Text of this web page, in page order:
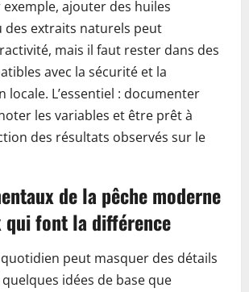
ajouter des huiles
des extraits naturels peut
mais il faut rester dans des
avec la sécurité et la
locale. L’essentiel : documenter
les variables et être prêt à
des résultats observés sur le
de la pêche moderne
qui font la différence
peut masquer des détails
idées de base que